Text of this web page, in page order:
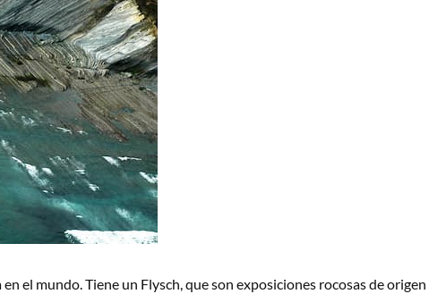
el mundo. Tiene un Flysch, que son exposiciones rocosas de origen